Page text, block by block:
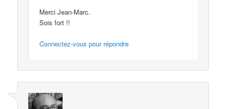
Merci Jean-Marc.
Sois fort !!
Connectez-vous pour répondre